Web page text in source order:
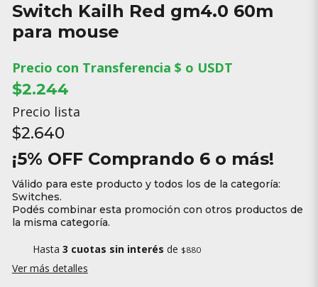
Switch Kailh Red gm4.0 60m
para mouse
Precio con Transferencia $ o USDT
$2.244
Precio lista
$2.640
¡5% OFF Comprando 6 o más!
Válido para este producto y todos los de la categoría:
Switches.
Podés combinar esta promoción con otros productos de
la misma categoría.
Hasta 3 cuotas sin interés de $880
Ver más detalles